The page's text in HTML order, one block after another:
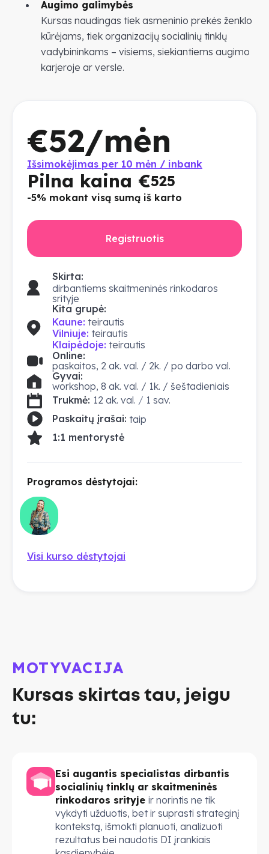
Augimo galimybės
Kursas naudingas tiek asmeninio prekės ženklo
kūrėjams, tiek organizacijų socialinių tinklų
vadybininkams – visiems, siekiantiems augimo
karjeroje ar versle.
€52/mėn
Išsimokėjimas per 10 mėn / inbank
Pilna kaina €525
-5% mokant visą sumą iš karto
Registruotis
Skirta:
dirbantiems skaitmeninės rinkodaros
srityje
Kita grupė:
Kaune: teirautis
Vilniuje: teirautis
Klaipėdoje: teirautis
Online:
paskaitos, 2 ak. val. / 2k. / po darbo val.
Gyvai:
workshop, 8 ak. val. / 1k. / šeštadieniais
Trukmė: 12 ak. val. / 1 sav.
Paskaitų įrašai: taip
1:1 mentorystė
Programos dėstytojai:
Visi kurso dėstytojai
MOTYVACIJA
Kursas skirtas tau, jeigu
tu:
Esi augantis specialistas dirbantis
socialinių tinklų ar skaitmeninės
rinkodaros srityje ir norintis ne tik
vykdyti užduotis, bet ir suprasti strateginį
kontekstą, išmokti planuoti, analizuoti
rezultatus bei naudotis DI įrankiais